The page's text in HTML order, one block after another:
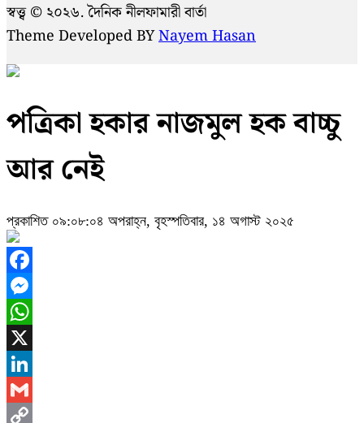
স্বত্ত্ব © ২০২৬. দৈনিক নীলফামারী বার্তা
Theme Developed BYNayem Hasan
পত্রিকা হকার নাজমুল হক বাচ্চু
আর নেই
প্রকাশিত ০৯:০৮:০৪ অপরাহ্ন, বৃহস্পতিবার, ১৪ অগাস্ট ২০২৫
Facebook
Messenger
WhatsApp
X
LinkedIn
Gmail